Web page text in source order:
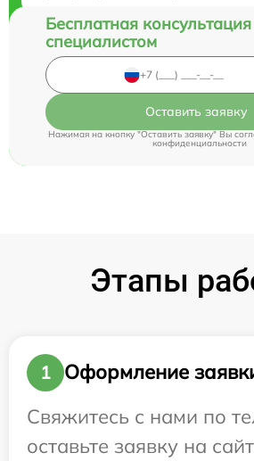
Бесплатная
специалистом
Оставить заявку
Нажимая на кнопку "Оставить заявку" Вы
конфиденциальности
Этапы
1
Оформление
Свяжитесь с нами по
оставьте заявку на